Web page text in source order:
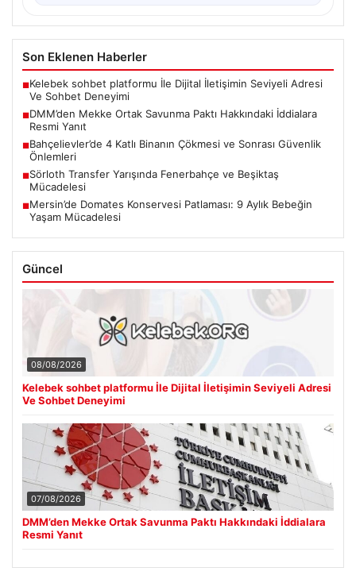
Son Eklenen Haberler
■Kelebek sohbet platformu İle Dijital İletişimin Seviyeli Adresi
Ve Sohbet Deneyimi
■DMM’den Mekke Ortak Savunma Paktı Hakkındaki İddialara
Resmi Yanıt
■Bahçelievler’de 4 Katlı Binanın Çökmesi ve Sonrası Güvenlik
Önlemleri
■Sörloth Transfer Yarışında Fenerbahçe ve Beşiktaş
Mücadelesi
■Mersin’de Domates Konservesi Patlaması: 9 Aylık Bebeğin
Yaşam Mücadelesi
Güncel
08/08/2026
Kelebek sohbet platformu İle Dijital İletişimin Seviyeli Adresi
Ve Sohbet Deneyimi
07/08/2026
DMM’den Mekke Ortak Savunma Paktı Hakkındaki İddialara
Resmi Yanıt